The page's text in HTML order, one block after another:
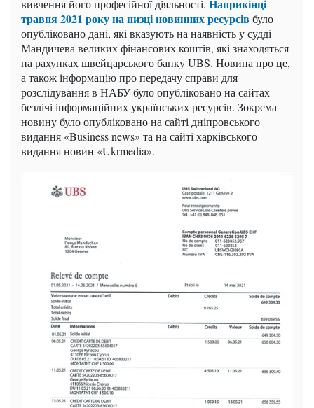
вивчення його професійної діяльності. Наприкінці
травня 2021 року на низці новинних ресурсівбуло
опубліковано дані, які вказують на наявність у судді
Мандичева великих фінансових коштів, які знаходяться
на рахунках швейцарського банку UBS. Новина про це,
а також інформацію про передачу справи для
розслідування в НАБУ було опубліковано на сайтах
безлічі інформаційних українських ресурсів. Зокрема
новину було опубліковано на сайті дніпровського
видання «Business news» та на сайті харківського
видання новин «Ukrmedia».